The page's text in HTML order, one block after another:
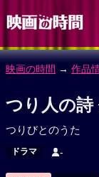
映画の時間 → 作品
つり人の詩
つりびとのうた
ドラマ -